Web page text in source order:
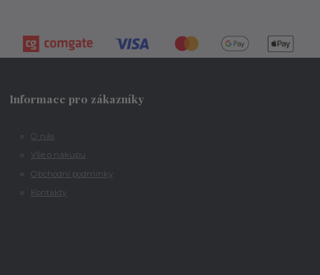
Informace pro zákazníky
O nás
Vše o nákupu
Obchodní podmínky
Kontakty